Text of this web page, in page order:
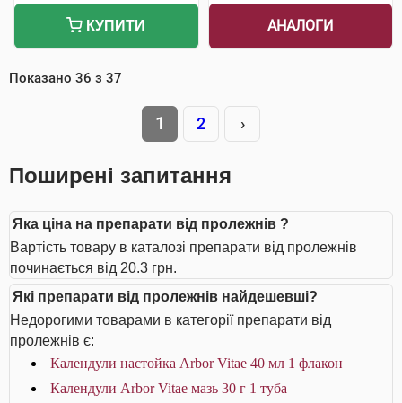
КУПИТИ АНАЛОГИ
Показано 36 з 37
1 2 ›
Поширені запитання
Яка ціна на препарати від пролежнів ?
Вартість товару в каталозі препарати від пролежнів
починається від 20.3 грн.
Які препарати від пролежнів найдешевші?
Недорогими товарами в категорії препарати від
пролежнів є:
Календули настойка Arbor Vitae 40 мл 1 флакон
Календули Arbor Vitae мазь 30 г 1 туба